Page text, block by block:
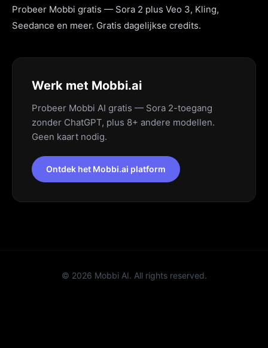
Probeer Mobbi gratis — Sora 2 plus Veo 3, Kling,
Seedance en meer. Gratis dagelijkse credits.
Werk met Mobbi.ai
Probeer Mobbi AI gratis — Sora 2-toegang
zonder ChatGPT, plus 8+ andere modellen.
Geen kaart nodig.
Ontdek het Mobbi.ai platform
© 2026 Mobbi AI. All rights reserved.